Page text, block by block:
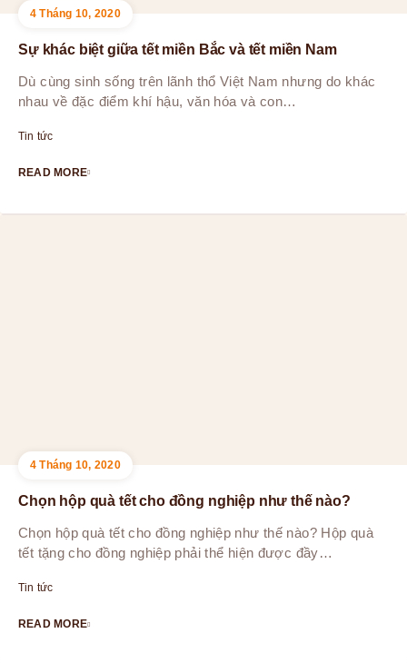
4 Tháng 10, 2020
Sự khác biệt giữa tết miền Bắc và tết miền Nam
Dù cùng sinh sống trên lãnh thổ Việt Nam nhưng do khác
nhau về đặc điểm khí hậu, văn hóa và con…
Tin tức
READ MORE
4 Tháng 10, 2020
Chọn hộp quà tết cho đồng nghiệp như thế nào?
Chọn hộp quà tết cho đồng nghiệp như thế nào? Hộp quà
tết tặng cho đồng nghiệp phải thể hiện được đầy…
Tin tức
READ MORE